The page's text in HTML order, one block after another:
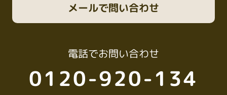
電話でお問い合わせ
0120-920-134
メールで問い合わせ